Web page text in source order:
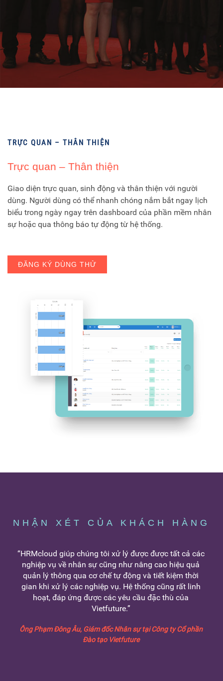
TRỰC QUAN – THÂN THIỆN
Trực quan – Thân thiện
Giao diện trực quan, sinh động và thân thiện với người
dùng. Người dùng có thể nhanh chóng nắm bắt ngay lịch
biểu trong ngày ngay trên dashboard của phần mềm nhân
sự hoặc qua thông báo tự động từ hệ thống.
ĐĂNG KÝ DÙNG THỬ
NHẬN XÉT CỦA KHÁCH HÀNG
“HRMcloud giúp chúng tôi xử lý được được tất cả các
nghiệp vụ về nhân sự cũng như nâng cao hiệu quả
quản lý thông qua cơ chế tự động và tiết kiệm thời
gian khi xử lý các nghiệp vụ. Hệ thống cũng rất linh
hoạt, đáp ứng được các yêu cầu đặc thù của
Vietfuture.”
Ông Phạm Đông Âu, Giám đốc Nhân sự tại Công ty Cổ phần
Đào tạo Vietfuture